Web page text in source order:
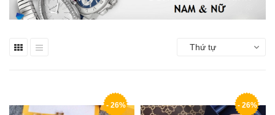
Thứ tự
- 26% - 26%